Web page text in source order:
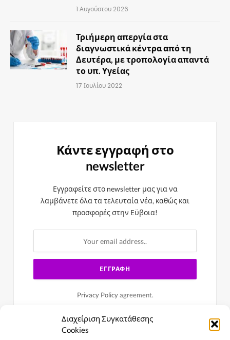
Διαχείριση Συγκατάθεσης
Cookies
1 Αυγούστου 2026
Τριήμερη απεργία στα
διαγνωστικά κέντρα από τη
Δευτέρα, με τροπολογία απαντά
το υπ. Υγείας
17 Ιουλίου 2022
Κάντε εγγραφή στο
newsletter
Εγγραφείτε στο newsletter μας για να
λαμβάνετε όλα τα τελευταία νέα, καθώς και
προσφορές στην Εϋβοια!
Privacy Policyagreement.